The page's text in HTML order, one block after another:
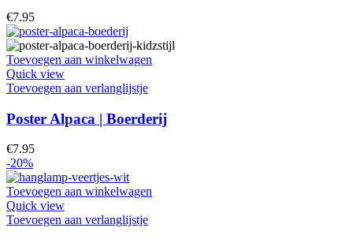
€7.95
Toevoegen aan winkelwagen
Quick view
Toevoegen aan verlanglijstje
Poster Alpaca | Boerderij
€7.95
-20%
Toevoegen aan winkelwagen
Quick view
Toevoegen aan verlanglijstje